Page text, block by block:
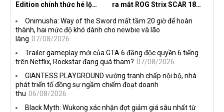
Edition chính thức hé lộ
ra mắt ROG Strix SCAR 18
Onimusha: Way of the Sword mất tầm 20 giờ để hoàn
thành, hai mức độ khó dành cho newbie và lão
làng 07/08/2026
Trailer gameplay mới của GTA 6 đăng độc quyền 6 tiếng
trên Netflix, Rockstar đang quá tham? 07/08/2026
GIANTESS PLAYGROUND vướng tranh chấp nội bộ, nhà
phát triển tố đồng sự ngầm chiếm đoạt doanh
thu 06/08/2026
Black Myth: Wukong xác nhận đợt giảm giá sâu nhất từ